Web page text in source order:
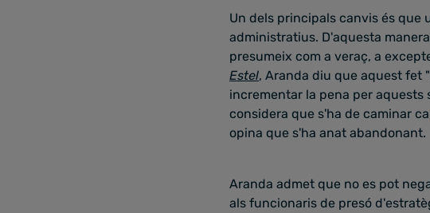
Un dels principals canvis és
administratius. D'aquesta
presumeix com a veraç, a
Estel, Aranda diu que aquest fet
incrementar la pena per
considera que s'ha de caminar
opina que s'ha anat abandonant.
Aranda admet que no es pot
als funcionaris de presó